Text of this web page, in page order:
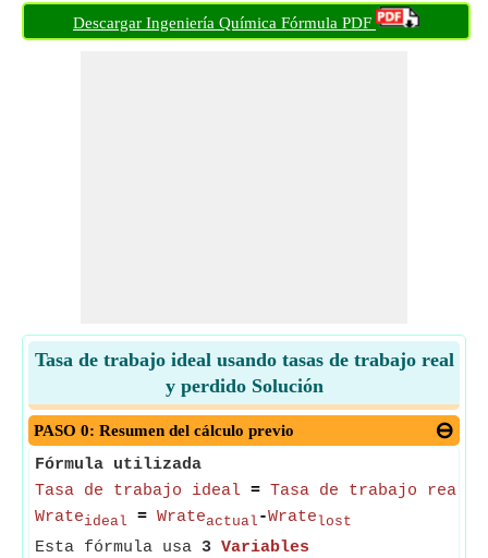
Descargar Ingeniería Química Fórmula PDF
Tasa de trabajo ideal usando tasas de trabajo real
y perdido Solución
PASO 0: Resumen del cálculo previo
Fórmula utilizada
Tasa de trabajo ideal = Tasa de trabajo real
Wrateideal = Wrateactual -Wrate lost
Esta fórmula usa 3 Variables